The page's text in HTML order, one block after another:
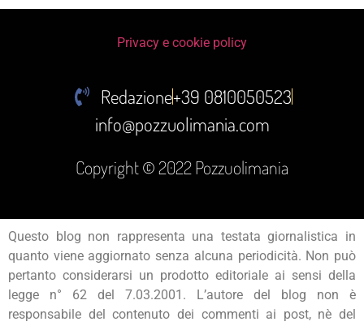
Copyright © 2022 Pozzuolimania
Redazione+39 0810050523
info@pozzuolimania.com
Privacy e cookie policy
Questo blog non rappresenta una testata giornalistica in
quanto viene aggiornato senza alcuna periodicità. Non può
pertanto considerarsi un prodotto editoriale ai sensi della
legge n° 62 del 7.03.2001. L’autore del blog non è
responsabile del contenuto dei commenti ai post, nè del